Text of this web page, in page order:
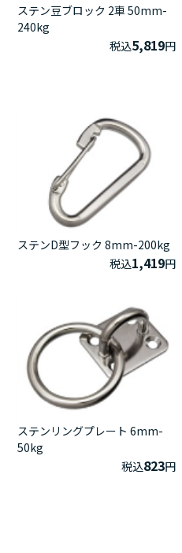
ステン豆ブロック 2車 50mm-
240kg
税込5,819円
ステンD型フック 8mm-200kg
税込1,419円
ステンリングプレート 6mm-
50kg
税込823円